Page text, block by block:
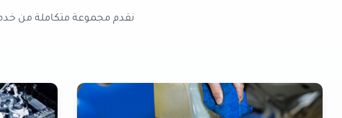
نقدم مجموعة متكاملة من